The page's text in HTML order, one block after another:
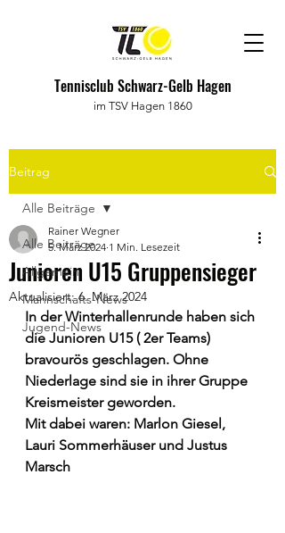
Tennisclub Schwarz-Gelb Hagen
im TSV Hagen 1860
Beitrag
Alle Beiträge
Allgemein
Mannschafts-News
Jugend-News
Alle Beiträge
Junioren U15 Gruppensieger
Rainer Wegner
5. März 2024 1 Min. Lesezeit
Aktualisiert:6. März 2024
In der Winterhallenrunde haben sich
die Junioren U15 ( 2er Teams)
bravourös geschlagen. Ohne
Niederlage sind sie in ihrer Gruppe
Kreismeister geworden.
Mit dabei waren: Marlon Giesel,
Lauri Sommerhäuser und Justus
Marsch